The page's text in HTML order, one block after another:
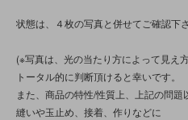
状態は、４枚の写真と併せてご確認下さ
(※写真は、光の当たり方によって見え方
トータル的に判断頂けると幸いです。
また、商品の特性/性質上、上記の問題
縫いや玉止め、接着、作りなどに